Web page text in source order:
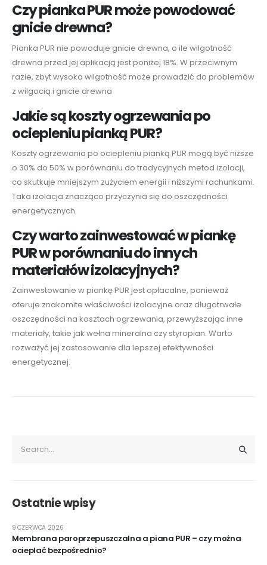
Czy pianka PUR może powodować
gnicie drewna?
Pianka PUR nie powoduje gnicie drewna, o ile wilgotność
drewna przed jej aplikacją jest poniżej 18%. W przeciwnym
razie, zbyt wysoka wilgotność może prowadzić do problemów
z wilgocią i gnicie drewna
Jakie są koszty ogrzewania po
ociepleniu pianką PUR?
Koszty ogrzewania po ociepleniu pianką PUR mogą być niższe
o 30% do 50% w porównaniu do tradycyjnych metod izolacji,
co skutkuje mniejszym zużyciem energii i niższymi rachunkami.
Taka izolacja znacząco przyczynia się do oszczędności
energetycznych.
Czy warto zainwestować w piankę
PUR w porównaniu do innych
materiałów izolacyjnych?
Zainwestowanie w piankę PUR jest opłacalne, ponieważ
oferuje znakomite właściwości izolacyjne oraz długotrwałe
oszczędności na kosztach ogrzewania, przewyższając inne
materiały, takie jak wełna mineralna czy styropian. Warto
rozważyć jej zastosowanie dla lepszej efektywności
energetycznej.
Ostatnie wpisy
Membrana paroprzepuszczalna a piana PUR – czy można
ocieplać bezpośrednio?
9 CZERWCA 2026